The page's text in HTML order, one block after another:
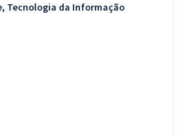
Tecnologia da Informação